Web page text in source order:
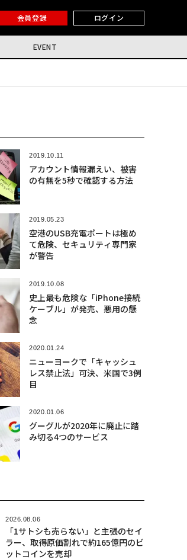
会員登録 ログイン
EVENT
2019.10.11
アカウント情報漏えい、被害
の有無を5秒で確認する方法
2019.05.23
空港のUSB充電ポートは極め
て危険、セキュリティ専門家
が警告
2019.10.08
史上最も危険な「iPhone接続
ケーブル」が発売、悪用の懸
念
2020.01.24
ニューヨークで「キャッシュ
レス禁止法」可決、米国で3例
目
2020.01.06
グーグルが2020年に廃止に踏
み切る4つのサービス
2026.08.06
「1サトシも売らない」と主張のセイ
ラー、取得原価割れで約165億円のビ
ットコインを売却